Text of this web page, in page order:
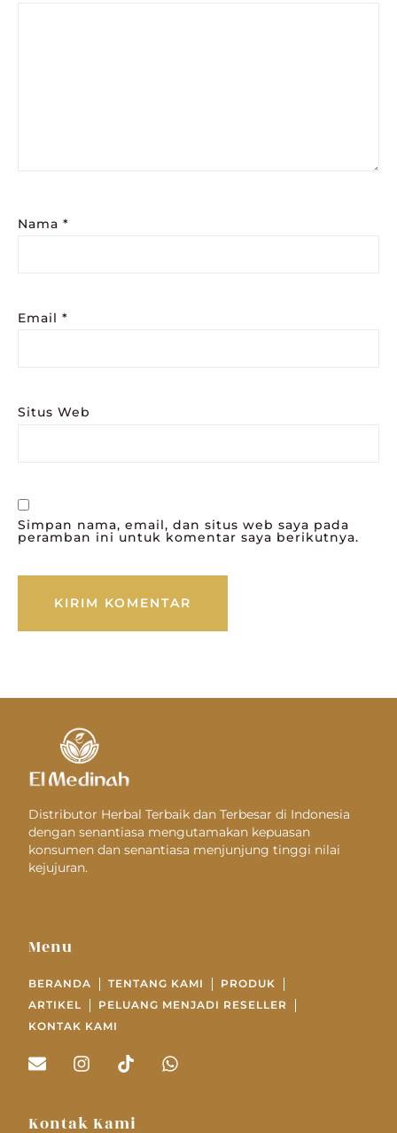
Nama *
Email *
Situs Web
Simpan nama, email, dan situs web saya pada
peramban ini untuk komentar saya berikutnya.
Distributor Herbal Terbaik dan Terbesar di Indonesia
dengan senantiasa mengutamakan kepuasan
konsumen dan senantiasa menjunjung tinggi nilai
kejujuran.
Menu
BERANDA TENTANG KAMI
PRODUK
ARTIKEL
PELUANG MENJADI RESELLER
KONTAK KAMI
Kontak Kami